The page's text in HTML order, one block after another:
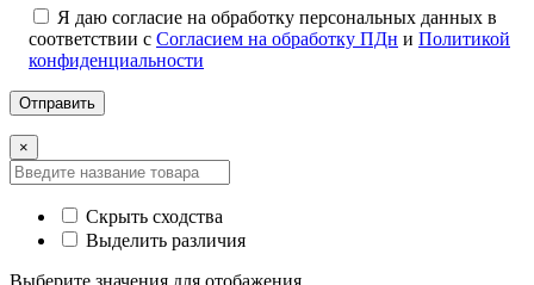
Я даю согласие на обработку персональных данных в
соответствии с Согласием на обработку ПДн и Политикой
конфиденциальности
×
Скрыть сходства
Выделить различия
Выберите значения для отобажения